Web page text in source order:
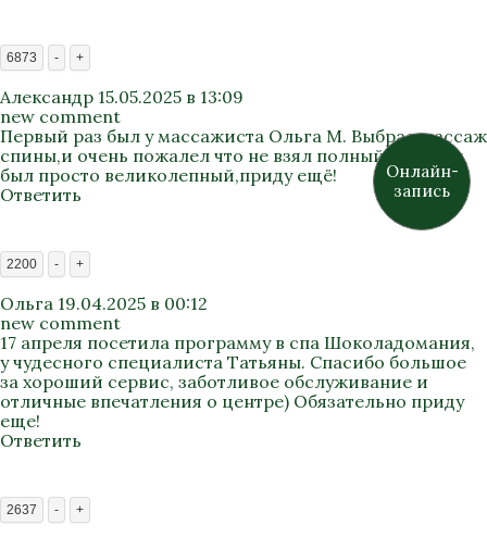
6873 - +
Александр 15.05.2025 в 13:09
new comment
Первый раз был у массажиста Ольга М. Выбрал массаж
спины,и очень пожалел что не взял полный. Массаж
был просто великолепный,приду ещё!
Ответить
2200 - +
Ольга 19.04.2025 в 00:12
new comment
17 апреля посетила программу в спа Шоколадомания,
у чудесного специалиста Татьяны. Спасибо большое
за хороший сервис, заботливое обслуживание и
отличные впечатления о центре) Обязательно приду
еще!
Ответить
2637 - +
Онлайн-
запись